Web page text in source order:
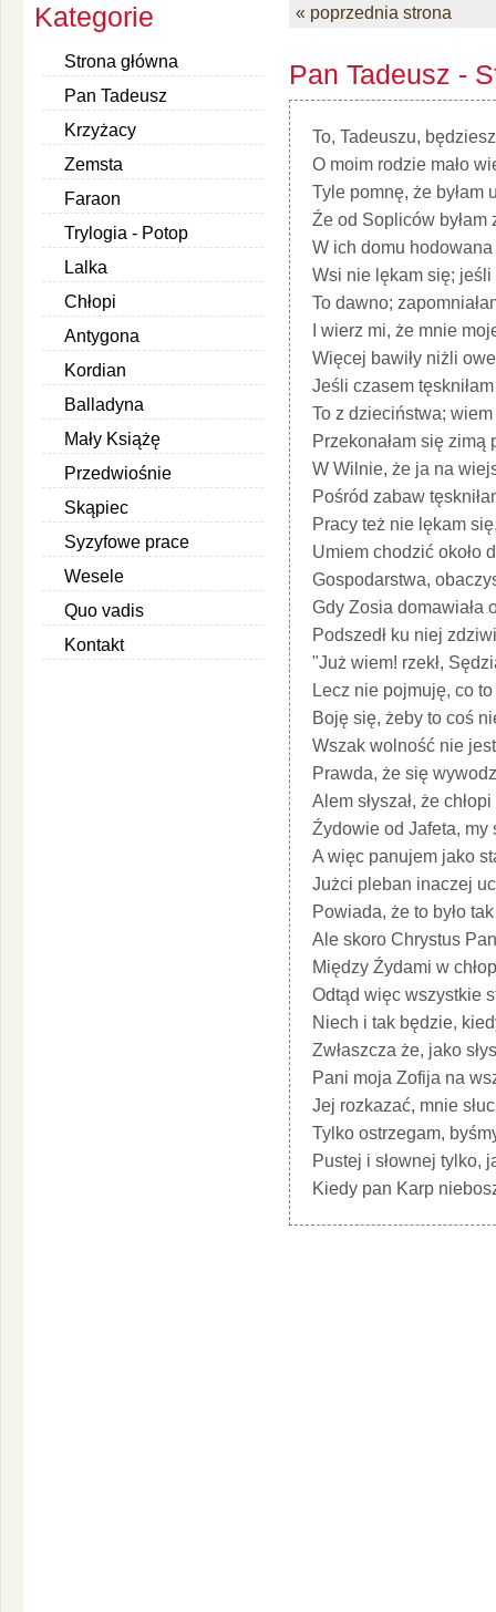
Kategorie
Strona główna
Pan Tadeusz
Krzyżacy
Zemsta
Faraon
Trylogia - Potop
Lalka
Chłopi
Antygona
Kordian
Balladyna
Mały Książę
Przedwiośnie
Skąpiec
Syzyfowe prace
Wesele
Quo vadis
Kontakt
« poprzednia strona
Pan Tadeusz -
To, Tadeuszu,
O moim rodzie mało
Tyle pomnę, że byłam
Źe od Sopliców byłam
W ich domu
Wsi nie lękam się; jeśli
To dawno;
I wierz mi, że mnie
Więcej bawiły niżli
Jeśli czasem
To z dzieciństwa;
Przekonałam się zimą
W Wilnie, że ja na
Pośród zabaw
Pracy też nie lękam
Umiem chodzić około
Gospodarstwa,
Gdy Zosia domawiała
Podszedł ku niej
"Już wiem! rzekł,
Lecz nie pojmuję, co
Boję się, żeby to coś
Wszak wolność nie
Prawda, że się
Alem słyszał, że
Źydowie od Jafeta, my
A więc panujem jako
Jużci pleban inaczej
Powiada, że to było
Ale skoro Chrystus
Między Źydami w
Odtąd więc wszystkie
Niech i tak będzie,
Zwłaszcza że, jako
Pani moja Zofija na
Jej rozkazać, mnie
Tylko ostrzegam,
Pustej i słownej tylko,
Kiedy pan Karp